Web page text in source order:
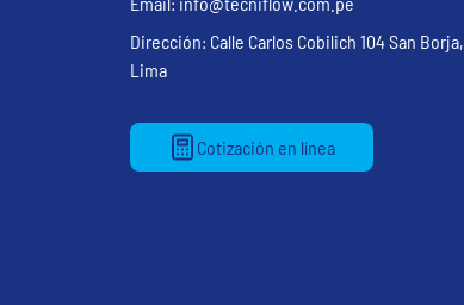
Dirección: Calle Carlos Cobilich 104 San Borja,
Lima
Cotización en línea